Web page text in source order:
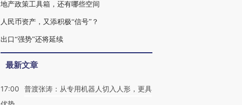
地产政策工具箱，还有哪些空间
人民币资产，又添积极“信号”？
出口“强势”还将延续
最新文章
17:00
普渡张涛：从专用机器人切入人形，更具